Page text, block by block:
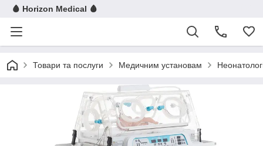
🩸 Horizon Medical 🩸
Товари та послуги Медичним установам